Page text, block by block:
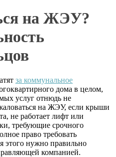
на ЖЭУ?
за коммунальное
дома в целом,
услуг отнюдь не
жаловаться на ЖЭУ, если крыши
не работает лифт или
требующие срочного
право требовать
этого нужно правильно
компанией.